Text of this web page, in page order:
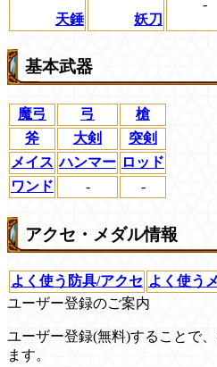
天錘 妖刀
-
基本武器
魔弓 弓
槍
斧
大剣
突剣
メイス ハンマー ロッド
ワンド
- -
アクセ・メダル情報
よく使う防具/アクセ よく使う
ユーザー登録のご案内
ユーザー登録(無料)することで
ます。